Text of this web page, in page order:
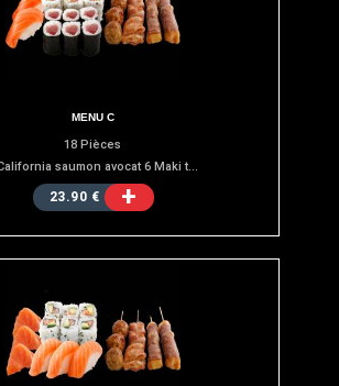
MENU C
18 Pièces
saumon avocat 6 Maki t...
23.90 € +